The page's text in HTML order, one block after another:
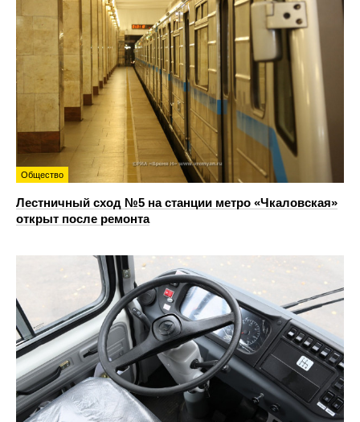
Общество
Лестничный сход №5 на станции метро «Чкаловская»
открыт после ремонта